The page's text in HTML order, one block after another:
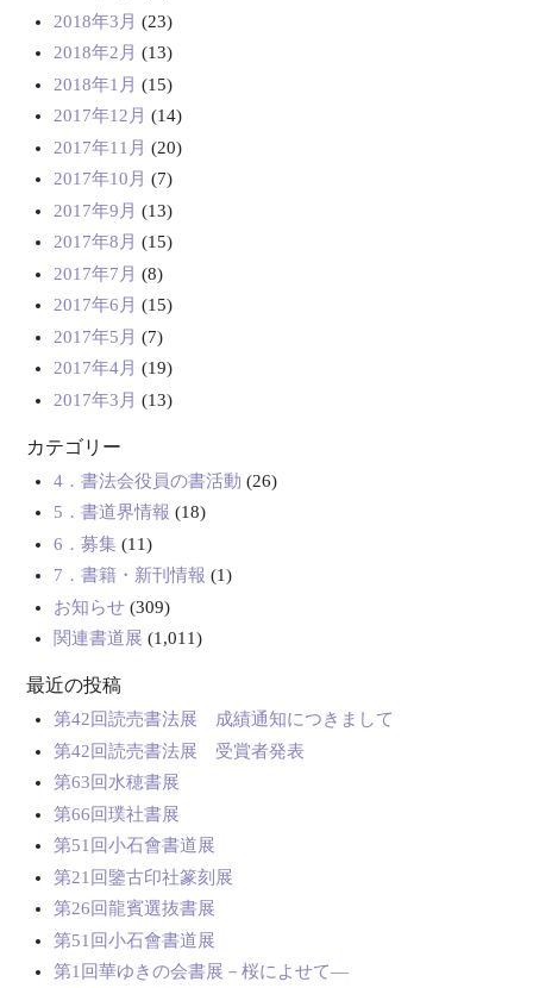
2018年3月 (23)
2018年2月 (13)
2018年1月 (15)
2017年12月 (14)
2017年11月 (20)
2017年10月 (7)
2017年9月 (13)
2017年8月 (15)
2017年7月 (8)
2017年6月 (15)
2017年5月 (7)
2017年4月 (19)
2017年3月 (13)
カテゴリー
4．書法会役員の書活動 (26)
5．書道界情報 (18)
6．募集(11)
7．書籍・新刊情報 (1)
お知らせ(309)
関連書道展 (1,011)
最近の投稿
第42回読売書法展 成績通知につきまして
第42回読売書法展 受賞者発表
第63回水穂書展
第66回璞社書展
第51回小石會書道展
第21回鑒古印社篆刻展
第26回龍賓選抜書展
第51回小石會書道展
第1回華ゆきの会書展－桜によせて―